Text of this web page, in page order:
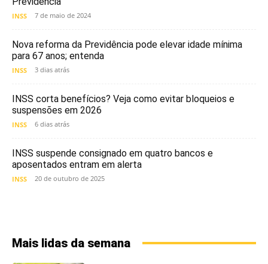
INSS 7 de maio de 2024
Nova reforma da Previdência pode elevar idade mínima
para 67 anos; entenda
INSS 3 dias atrás
INSS corta benefícios? Veja como evitar bloqueios e
suspensões em 2026
INSS 6 dias atrás
INSS suspende consignado em quatro bancos e
aposentados entram em alerta
INSS 20 de outubro de 2025
Mais lidas da semana